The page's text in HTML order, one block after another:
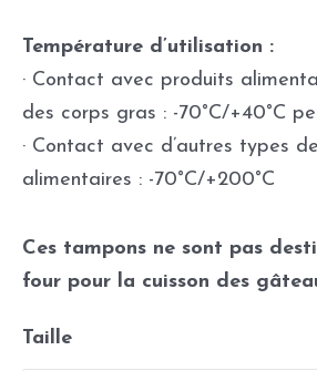
Température d’utilisation :
· Contact avec produits
des corps gras : -70°C/+40°C
· Contact avec d’autres types
alimentaires : -70°C/+200°C
Ces tampons ne sont pas
four pour la cuisson des
Taille